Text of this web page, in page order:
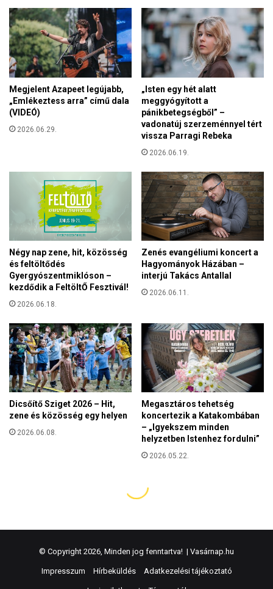
© Copyright 2026, Minden jog fenntartva! | Vasárnap.hu
Impresszum Hírbeküldés Adatkezelési tájékoztató